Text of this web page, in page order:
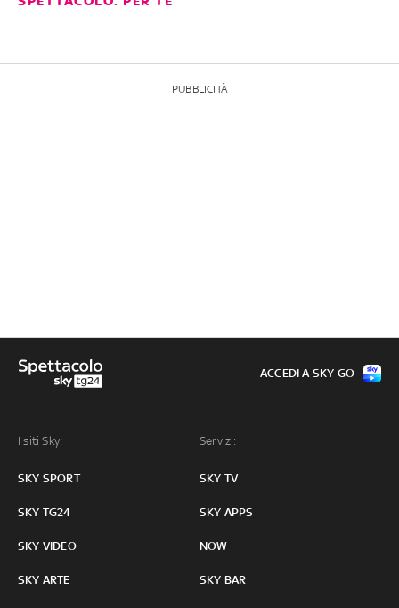
PUBBLICITÀ
I siti Sky:
SKY SPORT
SKY TG24
SKY VIDEO
SKY ARTE
Servizi:
SKY TV
SKY APPS
NOW
SKY BAR
ACCEDI A SKY GO